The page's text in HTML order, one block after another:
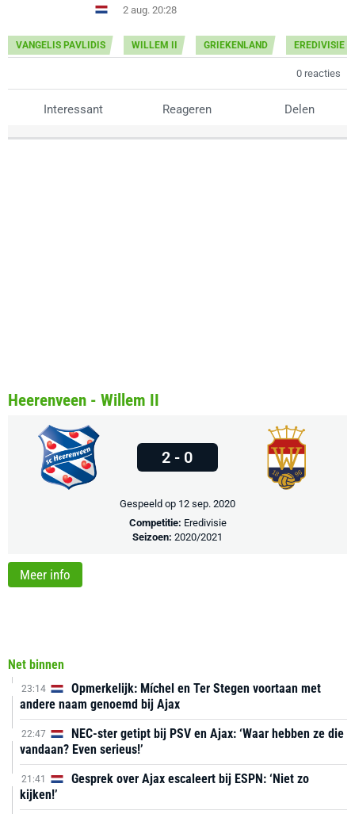
2 aug. 20:28
VANGELIS PAVLIDIS WILLEM II GRIEKENLAND EREDIVISIE
0 reacties
Interessant Reageren Delen
Net binnen
23:14
Opmerkelijk: Míchel en Ter Stegen voortaan met
andere naam genoemd bij Ajax
22:47
NEC-ster getipt bij PSV en Ajax: ‘Waar hebben ze die
vandaan? Even serieus!’
21:41
Gesprek over Ajax escaleert bij ESPN: ‘Niet zo
kijken!’
Heerenveen - Willem II
2 - 0
Gespeeld op 12 sep. 2020
Competitie: Eredivisie
Seizoen: 2020/2021
Meer info